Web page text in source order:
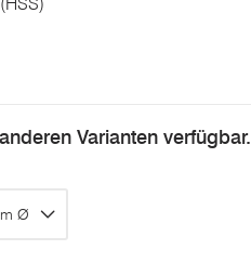
Varianten verfügbar.
Ø